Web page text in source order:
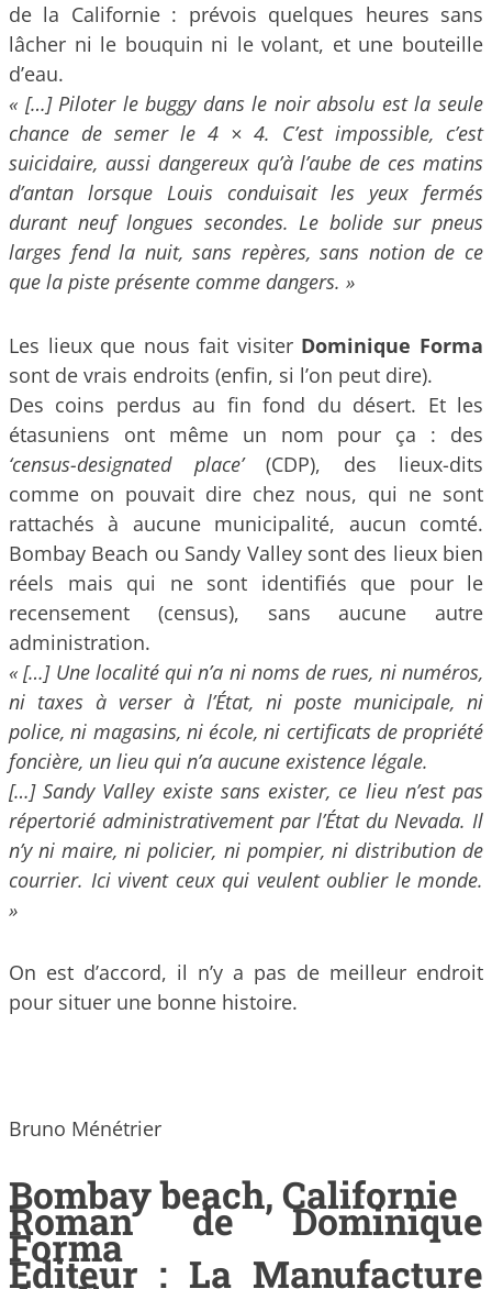
de la Californie : prévois quelques heures sans
lâcher ni le bouquin ni le volant, et une bouteille
d’eau.
« […] Piloter le buggy dans le noir absolu est la seule
chance de semer le 4 × 4. C’est impossible, c’est
suicidaire, aussi dangereux qu’à l’aube de ces matins
d’antan lorsque Louis conduisait les yeux fermés
durant neuf longues secondes. Le bolide sur pneus
larges fend la nuit, sans repères, sans notion de ce
que la piste présente comme dangers. »
Les lieux que nous fait visiter Dominique Forma
sont de vrais endroits (enfin, si l’on peut dire).
Des coins perdus au fin fond du désert. Et les
étasuniens ont même un nom pour ça : des
‘census-designated place’(CDP), des lieux-dits
comme on pouvait dire chez nous, qui ne sont
rattachés à aucune municipalité, aucun comté.
Bombay Beach ou Sandy Valley sont des lieux bien
réels mais qui ne sont identifiés que pour le
recensement (census), sans aucune autre
administration.
« […] Une localité qui n’a ni noms de rues, ni numéros,
ni taxes à verser à l’État, ni poste municipale, ni
police, ni magasins, ni école, ni certificats de propriété
foncière, un lieu qui n’a aucune existence légale.
[…] Sandy Valley existe sans exister, ce lieu n’est pas
répertorié administrativement par l’État du Nevada. Il
n’y ni maire, ni policier, ni pompier, ni distribution de
courrier. Ici vivent ceux qui veulent oublier le monde.
»
On est d’accord, il n’y a pas de meilleur endroit
pour situer une bonne histoire.
Bruno Ménétrier
Bombay beach, Californie
Roman de Dominique
Forma
Editeur : La Manufacture